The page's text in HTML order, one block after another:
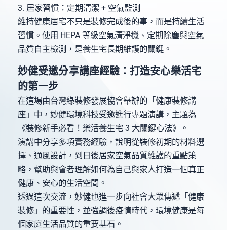
3. 居家習慣：定期清潔 + 空氣監測
維持健康居宅不只是裝修完成後的事，而是持續生活
習慣。使用 HEPA 等級空氣清淨機、定期除塵與空氣
品質自主檢測，是養生宅長期維護的關鍵。
妙健受邀分享講座經驗：打造安心樂活宅
的第一步
在這場由台灣綠裝修發展協會舉辦的「健康裝修講
座」中，妙健環境科技受邀進行專題演講，主題為
《裝修新手必看！樂活養生宅 3 大關鍵心法》。
演講中分享多項實務經驗，說明從裝修初期的材料選
擇、通風設計，到日後居家空氣品質維護的重點策
略，幫助與會者理解如何為自己與家人打造一個真正
健康、安心的生活空間。
透過這次交流，妙健也進一步向社會大眾傳遞「健康
裝修」的重要性，並強調後疫情時代，環境健康是每
個家庭生活品質的重要基石。